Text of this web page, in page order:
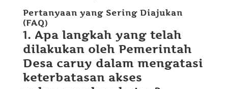
Pertanyaan yang Sering Diajukan
(FAQ)
1. Apa langkah yang telah
dilakukan oleh Pemerintah
Desa caruy dalam mengatasi
keterbatasan akses